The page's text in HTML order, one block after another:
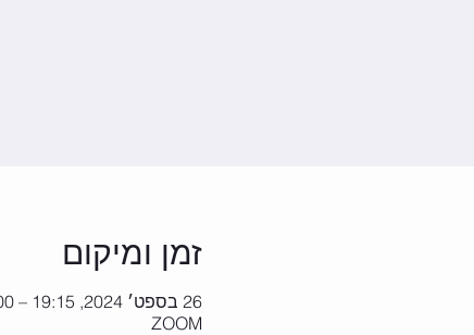
זמן ומיקום
26 בספט׳ 2024, 19:15 – 20:00
ZOOM